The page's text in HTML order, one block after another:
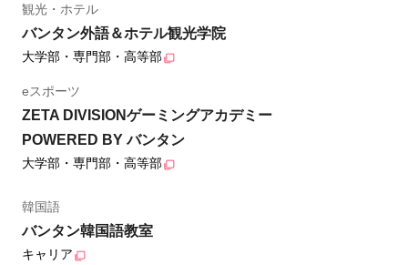
観光・ホテル
バンタン外語＆ホテル観光学院
大学部・専門部・高等部
eスポーツ
ZETA DIVISIONゲーミングアカデミー
POWERED BY バンタン
大学部・専門部・高等部
韓国語
バンタン韓国語教室
キャリア